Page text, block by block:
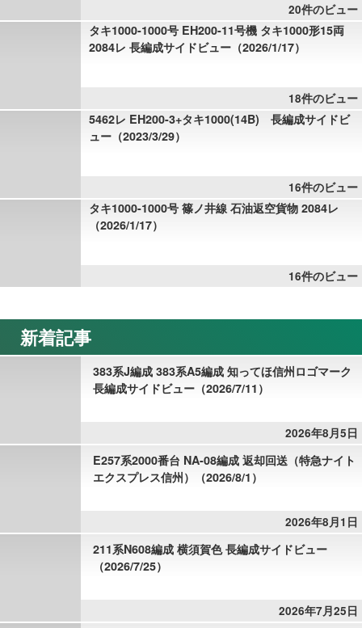
20件のビュー
タキ1000-1000号 EH200-11号機 タキ1000形15両
2084レ 長編成サイドビュー（2026/1/17）
18件のビュー
5462レ EH200-3+タキ1000(14B) 長編成サイドビ
ュー（2023/3/29）
16件のビュー
タキ1000-1000号 篠ノ井線 石油返空貨物 2084レ
（2026/1/17）
16件のビュー
新着記事
383系J編成 383系A5編成 知ってほ信州ロゴマーク
長編成サイドビュー（2026/7/11）
2026年8月5日
E257系2000番台 NA-08編成 返却回送（特急ナイト
エクスプレス信州）（2026/8/1）
2026年8月1日
211系N608編成 横須賀色 長編成サイドビュー
（2026/7/25）
2026年7月25日